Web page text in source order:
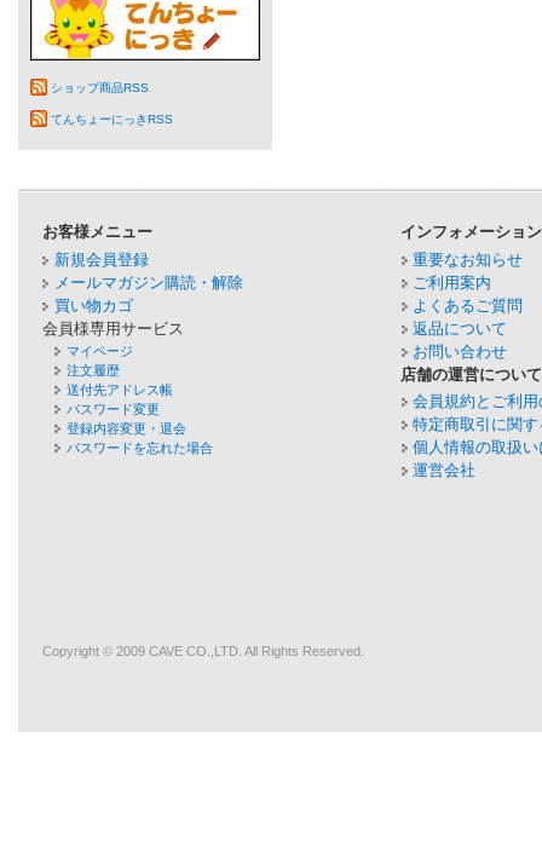
ショップ商品RSS
てんちょーにっきRSS
お客様メニュー
新規会員登録
メールマガジン購読・解除
買い物カゴ
会員様専用サービス
マイページ
注文履歴
送付先アドレス帳
パスワード変更
登録内容変更・退会
パスワードを忘れた場合
インフォメーション
重要なお知らせ
ご利用案内
よくあるご質問
返品について
お問い合わせ
店舗の運営について
会員規約とご利
特定商取引に関
個人情報の取扱
運営会社
Copyright © 2009 CAVE CO.,LTD. All Rights Reserved.